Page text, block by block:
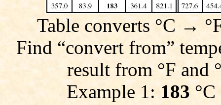
Table converts °C →
Find “convert from”
result from °F and
Example 1: 183